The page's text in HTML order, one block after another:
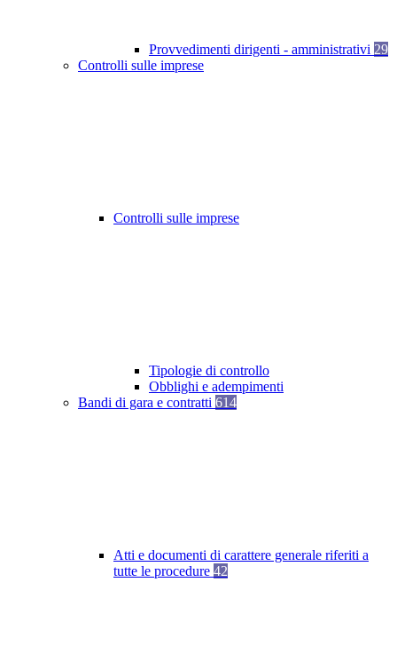
Provvedimenti dirigenti - amministrativi 29
Controlli sulle imprese
Controlli sulle imprese
Tipologie di controllo
Obblighi e adempimenti
Bandi di gara e contratti 614
Atti e documenti di carattere generale riferiti a
tutte le procedure 42